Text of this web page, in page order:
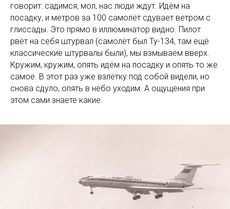
говорит: садимся, мол, нас люди ждут. Идём на
посадку, и метров за 100 самолёт сдувает ветром с
глиссады. Это прямо в иллюминатор видно. Пилот
рвёт на себя штурвал (самолёт был Ту-134, там ещё
классические штурвалы были), мы взмываем вверх.
Кружим, кружим, опять идём на посадку и опять то же
самое. В этот раз уже взлётку под собой видели, но
снова сдуло, опять в небо уходим. А ощущения при
этом сами знаете какие.